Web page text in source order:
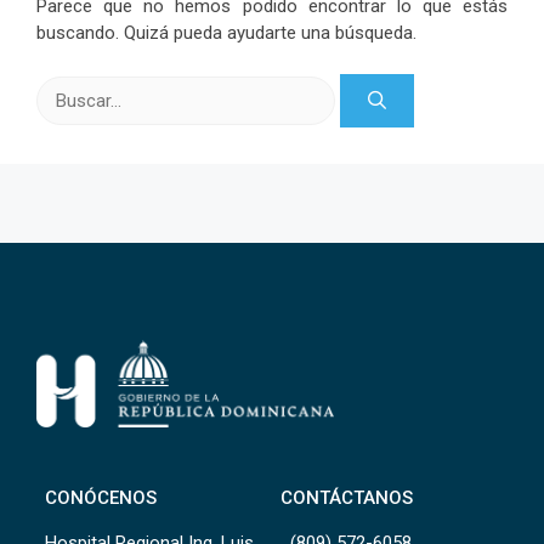
Parece que no hemos podido encontrar lo que estás
buscando. Quizá pueda ayudarte una búsqueda.
CONÓCENOS CONTÁCTANOS